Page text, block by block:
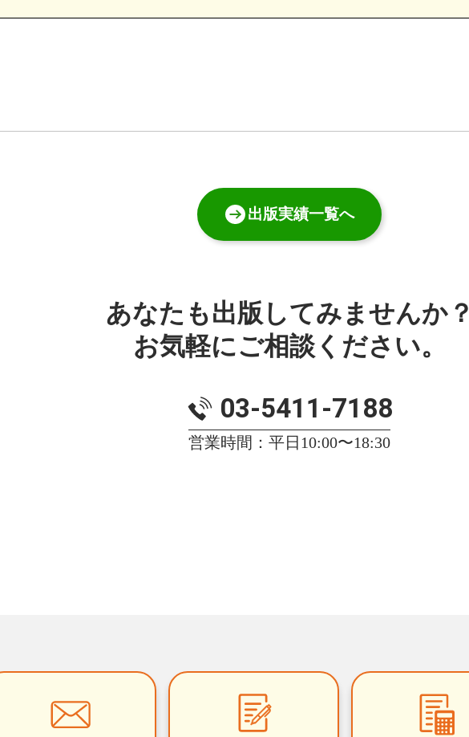
出版実績一覧へ
あなたも出版してみませんか？
お気軽にご相談ください。
03-5411-7188
営業時間：平日10:00〜18:30